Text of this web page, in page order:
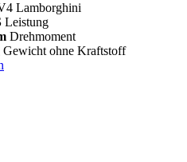
Lamborghini
Leistung
Drehmoment
Gewicht ohne Kraftstoff